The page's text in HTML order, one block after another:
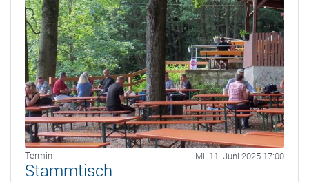
Termin Mi. 11. Juni 2025 17:00
Stammtisch